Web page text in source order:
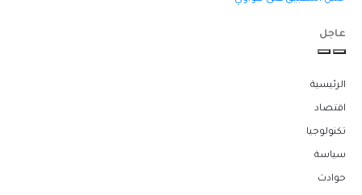
عاجل
الرئيسية
اقتصاد
تكنولوجيا
سياسة
حوادث